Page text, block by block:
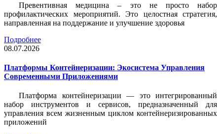
Превентивная медицина – это не просто набор
профилактических мероприятий. Это целостная стратегия,
направленная на поддержание и улучшение здоровья
Подробнее
08.07.2026
Платформы Контейнеризации: Экосистема Управления
Современными Приложениями
Платформа контейнеризации — это интегрированный
набор инструментов и сервисов, предназначенный для
управления всем жизненным циклом контейнеризированных
приложений